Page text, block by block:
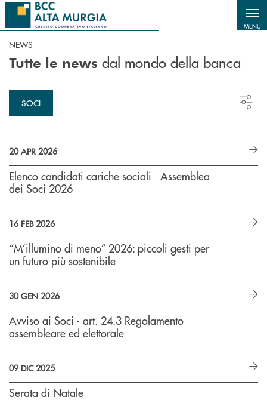
Salta al contenuto principale
MENU
NEWS
Tutte le news dal mondo della banca
SOCI
20 APR 2026
Elenco candidati cariche sociali - Assemblea
dei Soci 2026
16 FEB 2026
“M’illumino di meno” 2026: piccoli gesti per
un futuro più sostenibile
30 GEN 2026
Avviso ai Soci - art. 24.3 Regolamento
assembleare ed elettorale
09 DIC 2025
Serata di Natale